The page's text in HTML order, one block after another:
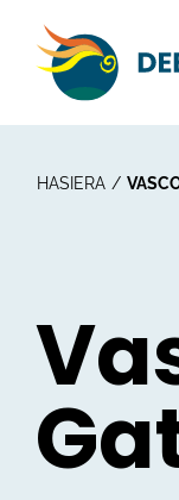
HASIERA